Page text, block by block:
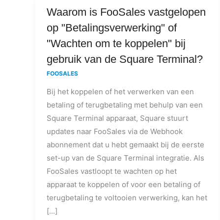
Waarom is FooSales vastgelopen
op "Betalingsverwerking" of
"Wachten om te koppelen" bij
gebruik van de Square Terminal?
FOOSALES
Bij het koppelen of het verwerken van een
betaling of terugbetaling met behulp van een
Square Terminal apparaat, Square stuurt
updates naar FooSales via de Webhook
abonnement dat u hebt gemaakt bij de eerste
set-up van de Square Terminal integratie. Als
FooSales vastloopt te wachten op het
apparaat te koppelen of voor een betaling of
terugbetaling te voltooien verwerking, kan het
[...]
Waarom
is
FooSales
vastgelopen
op
"Betalingsverwerking"
of
"Wachten
om
te
koppelen"
bij
gebruik
van
de
Square